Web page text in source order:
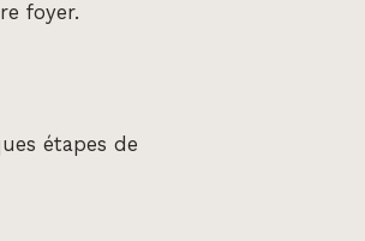
foyer.
étapes de